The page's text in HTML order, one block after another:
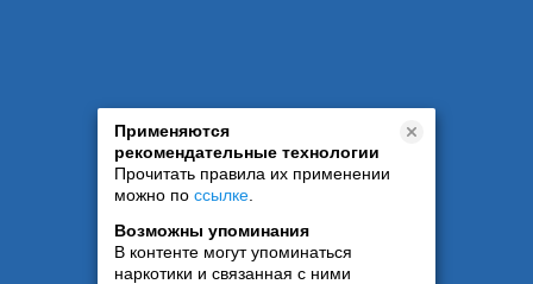
Применяются
рекомендательные технологии
Прочитать правила их применении
можно по ссылке
Возможны упоминания
В контенте могут упоминаться
наркотики и связанная с ними